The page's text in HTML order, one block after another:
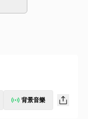
背景音樂